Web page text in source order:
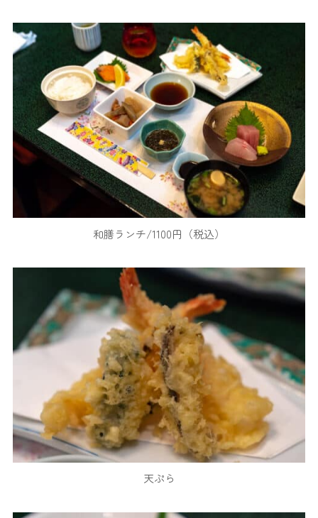
和膳ランチ/1100円（税込）
天ぷら